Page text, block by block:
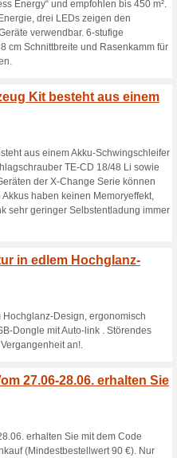
Ve.
ZEIT -
auf jede
von
oder
sich 5 €
den